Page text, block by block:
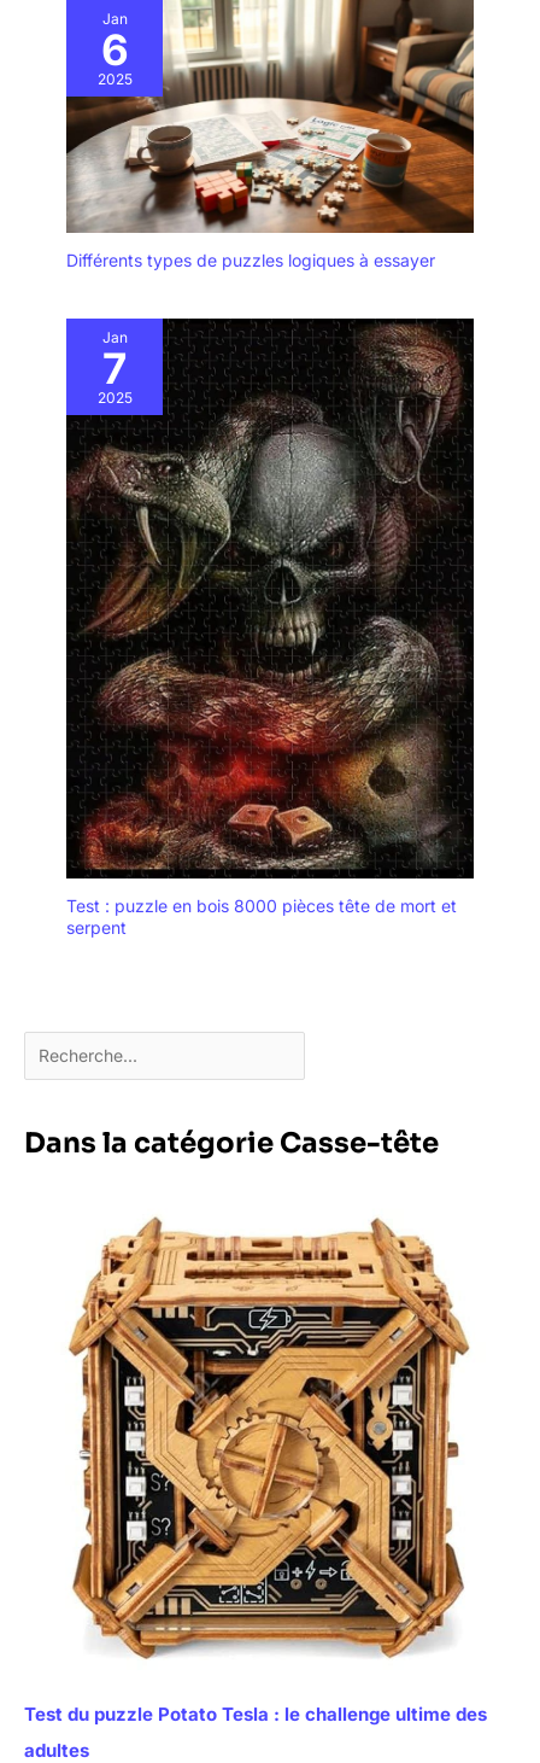
Jan
6
2025
Différents types de puzzles logiques à essayer
Jan
7
2025
Test : puzzle en bois 8000 pièces tête de mort et
serpent
Dans la catégorie Casse-tête
Test du puzzle Potato Tesla : le challenge ultime des
adultes